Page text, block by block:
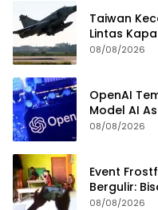
Taiwan
Lintas
08/08/2026
OpenAI
Model AI
08/08/2026
Event
Bergulir:
08/08/2026